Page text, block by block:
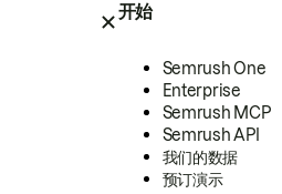
开始
Semrush One
Enterprise
Semrush MCP
Semrush API
我们的数据
预订演示